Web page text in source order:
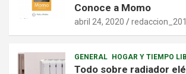
Conoce a Momo
abril 24, 2020 redaccion_201
GENERAL HOGAR Y TIEMPO
Todo sobre radiador